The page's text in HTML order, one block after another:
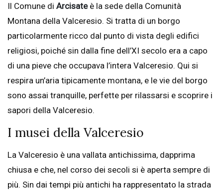
Il Comune di Arcisate è la sede della Comunità
Montana della Valceresio. Si tratta di un borgo
particolarmente ricco dal punto di vista degli edifici
religiosi, poiché sin dalla fine dell’XI secolo era a capo
di una pieve che occupava l’intera Valceresio. Qui si
respira un’aria tipicamente montana, e le vie del borgo
sono assai tranquille, perfette per rilassarsi e scoprire i
sapori della Valceresio.
I musei della Valceresio
La Valceresio è una vallata antichissima, dapprima
chiusa e che, nel corso dei secoli si è aperta sempre di
più. Sin dai tempi più antichi ha rappresentato la strada